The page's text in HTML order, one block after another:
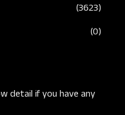
(3623)
(0)
detail if you have any